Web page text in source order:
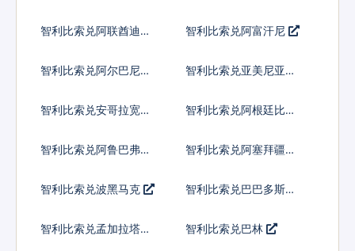
智利比索兑阿联酋迪拉
智利比索兑阿富汗尼
智利比索兑阿尔巴尼亚
智利比索兑亚美尼亚德
智利比索兑安哥拉宽扎 智利比索兑阿根廷比索
智利比索兑阿鲁巴弗罗
智利比索兑阿塞拜疆马
智利比索兑波黑马克 智利比索兑巴巴多斯元
智利比索兑孟加拉塔卡 智利比索兑巴林